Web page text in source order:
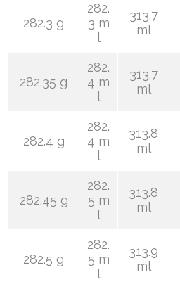
282.3 g
282.
3 m
l
313.7
ml
282.35 g
282.
4 m
l
313.7
ml
282.4 g
282.
4 m
l
313.8
ml
282.45 g
282.
5 m
l
313.8
ml
282.5 g
282.
5 m
l
313.9
ml